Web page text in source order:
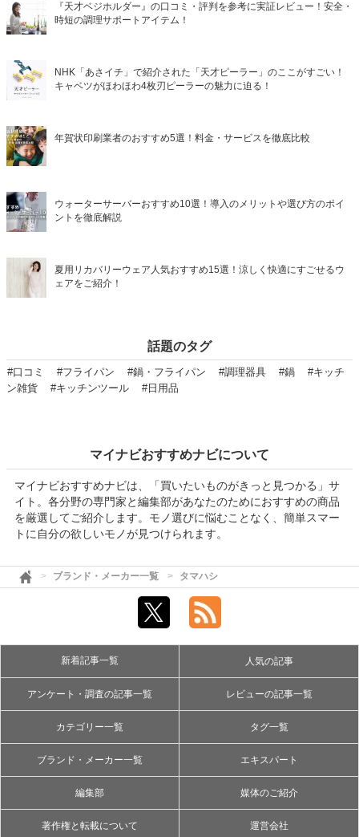
『天才ベジホルダー』の口コミ・評判を参考に実証レビュー！安全・
時短の調理サポートアイテム！
NHK「あさイチ」で紹介された「天才ピーラー」のここがすごい！
キャベツがほわほわ4枚刃ピーラーの魅力に迫る！
年賀状印刷業者のおすすめ5選！料金・サービスを徹底比較
ウォーターサーバーおすすめ10選！導入のメリットや選び方のポイ
ントを徹底解説
夏用リカバリーウェア人気おすすめ15選！涼しく快適にすごせるウ
ェアをご紹介！
話題のタグ
#口コミ #フライパン #鍋・フライパン #調理器具 #鍋
#キッチ
ン雑貨
#キッチンツール #日用品
マイナビおすすめナビについて
マイナビおすすめナビは、「買いたいものがきっと見つかる」サ
イト。各分野の専門家と編集部があなたのためにおすすめの商品
を厳選してご紹介します。モノ選びに悩むことなく、簡単スマー
トに自分の欲しいモノが見つけられます。
ブランド・メーカー一覧 タマハシ
新着記事一覧 人気の記事
アンケート・調査の記事一覧 レビューの記事一覧
カテゴリー一覧 タグ一覧
ブランド・メーカー一覧 エキスパート
編集部 媒体のご紹介
著作権と転載について 運営会社